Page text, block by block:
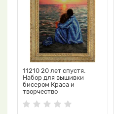
11210 20 лет спустя.
Набор для вышивки
бисером Краса и
творчество